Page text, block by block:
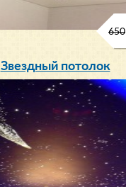
650
Звездный потолок